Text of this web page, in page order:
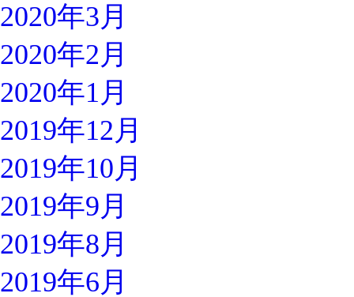
2020年3月
2020年2月
2020年1月
2019年12月
2019年10月
2019年9月
2019年8月
2019年6月